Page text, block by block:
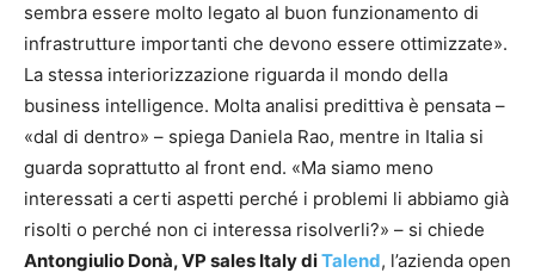
sembra essere molto legato al buon funzionamento di
infrastrutture importanti che devono essere ottimizzate».
La stessa interiorizzazione riguarda il mondo della
business intelligence. Molta analisi predittiva è pensata –
«dal di dentro» – spiega Daniela Rao, mentre in Italia si
guarda soprattutto al front end. «Ma siamo meno
interessati a certi aspetti perché i problemi li abbiamo già
risolti o perché non ci interessa risolverli?» – si chiede
Antongiulio Donà, VP sales Italy diTalend, l’azienda open